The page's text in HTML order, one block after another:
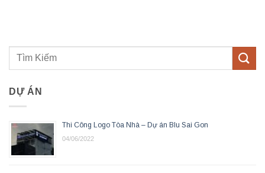
DỰ ÁN
Thi Công Logo Tòa Nhà – Dự án Blu Sai Gon
04/06/2022